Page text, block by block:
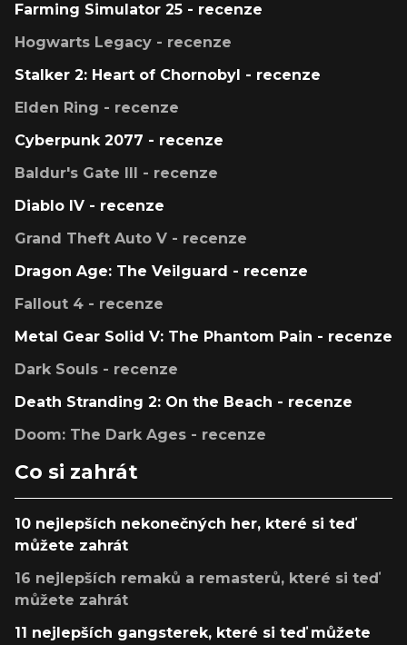
Farming Simulator 25 - recenze
Hogwarts Legacy - recenze
Stalker 2: Heart of Chornobyl - recenze
Elden Ring - recenze
Cyberpunk 2077 - recenze
Baldur's Gate III - recenze
Diablo IV - recenze
Grand Theft Auto V - recenze
Dragon Age: The Veilguard - recenze
Fallout 4 - recenze
Metal Gear Solid V: The Phantom Pain - recenze
Dark Souls - recenze
Death Stranding 2: On the Beach - recenze
Doom: The Dark Ages - recenze
Co si zahrát
10 nejlepších nekonečných her, které si teď
můžete zahrát
16 nejlepších remaků a remasterů, které si teď
můžete zahrát
11 nejlepších gangsterek, které si teď můžete